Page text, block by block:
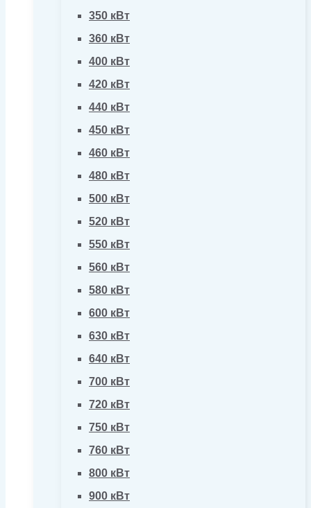
350 кВт
360 кВт
400 кВт
420 кВт
440 кВт
450 кВт
460 кВт
480 кВт
500 кВт
520 кВт
550 кВт
560 кВт
580 кВт
600 кВт
630 кВт
640 кВт
700 кВт
720 кВт
750 кВт
760 кВт
800 кВт
900 кВт